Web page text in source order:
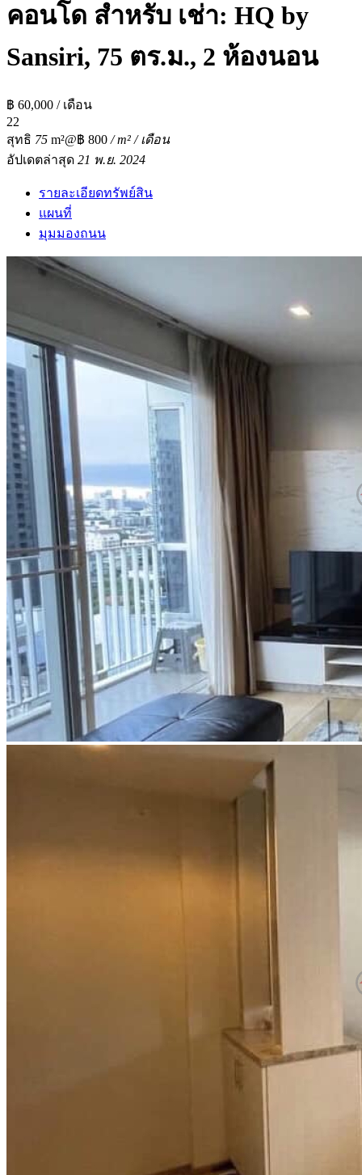
คอนโด สำหรับ เช่า: HQ by
Sansiri, 75 ตร.ม., 2 ห้องนอน
฿ 60,000 / เดือน
22
สุทธิ 75 m²@฿ 800 / m² / เดือน
อัปเดตล่าสุด 21 พ.ย. 2024
รายละเอียดทรัพย์สิน
แผนที่
มุมมองถนน